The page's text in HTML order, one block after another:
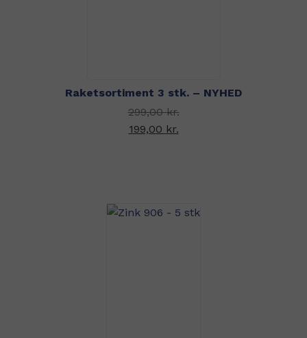
Raketsortiment 3 stk. – NYHED
299,00kr.
199,00 kr.